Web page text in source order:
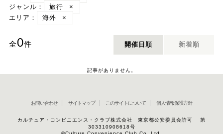
ジャンル：
旅行
×
エリア：
海外 ×
全0件 開催日順 新着順
記事がありません。
お問い合わせ サイトマップ このサイトについて 個人情報保護方針
カルチュア・コンビニエンス・クラブ株式会社 東京都公安委員会許可 第
303310908618号